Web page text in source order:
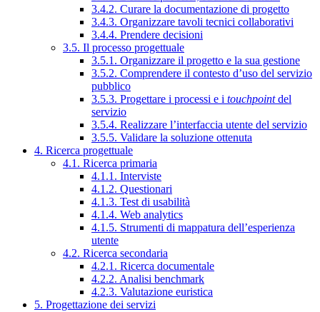
3.4.2. Curare la documentazione di progetto
3.4.3. Organizzare tavoli tecnici collaborativi
3.4.4. Prendere decisioni
3.5. Il processo progettuale
3.5.1. Organizzare il progetto e la sua gestione
3.5.2. Comprendere il contesto d’uso del servizio
pubblico
3.5.3. Progettare i processi e i touchpointdel
servizio
3.5.4. Realizzare l’interfaccia utente del servizio
3.5.5. Validare la soluzione ottenuta
4. Ricerca progettuale
4.1. Ricerca primaria
4.1.1. Interviste
4.1.2. Questionari
4.1.3. Test di usabilità
4.1.4. Web analytics
4.1.5. Strumenti di mappatura dell’esperienza
utente
4.2. Ricerca secondaria
4.2.1. Ricerca documentale
4.2.2. Analisi benchmark
4.2.3. Valutazione euristica
5. Progettazione dei servizi